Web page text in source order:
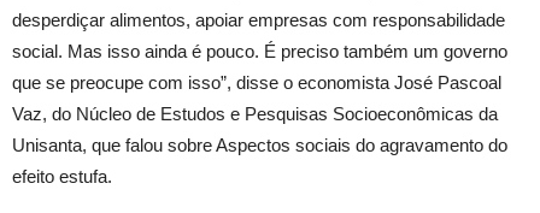
desperdiçar alimentos, apoiar empresas com responsabilidade
social. Mas isso ainda é pouco. É preciso também um governo
que se preocupe com isso”, disse o economista José Pascoal
Vaz, do Núcleo de Estudos e Pesquisas Socioeconômicas da
Unisanta, que falou sobre Aspectos sociais do agravamento do
efeito estufa.